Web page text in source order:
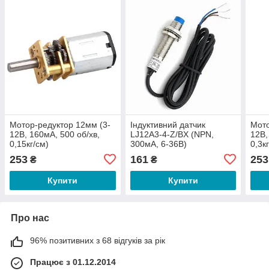
Мотор-редуктор 12мм (3-
12В, 160мА, 500 об/хв,
0,15кг/см)
253 ₴
Купити
Індуктивний датчик
LJ12A3-4-Z/BX (NPN,
300мА, 6-36В)
161₴
Купити
253
Про нас
96% позитивних з 68 відгуків за рік
Працює з 01.12.2014